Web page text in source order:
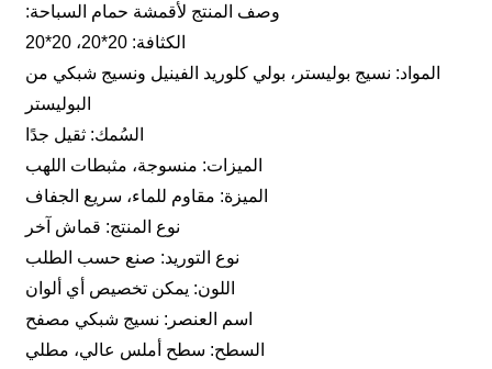
وصف المنتج لأقمشة حمام السباحة:
الكثافة: 20*20، 20*20
المواد: نسيج بوليستر، بولي كلوريد الفينيل ونسيج شبكي من
البوليستر
السُمك: ثقيل جدًا
الميزات: منسوجة، مثبطات اللهب
الميزة: مقاوم للماء، سريع الجفاف
نوع المنتج: قماش آخر
نوع التوريد: صنع حسب الطلب
اللون: يمكن تخصيص أي ألوان
اسم العنصر: نسيج شبكي مصفح
السطح: سطح أملس عالي، مطلي